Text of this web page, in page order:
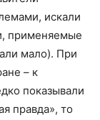
искали
применяемые
мало). При
– к
показывали
правда», то